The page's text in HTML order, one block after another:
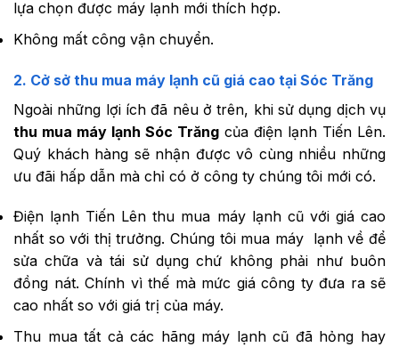
lựa chọn được máy lạnh mới thích hợp.
Không mất công vận chuyển.
2. Cở sở thu mua máy lạnh cũ giá cao tại Sóc Trăng
Ngoài những lợi ích đã nêu ở trên, khi sử dụng dịch vụ
thu mua máy lạnh Sóc Trăng của điện lạnh Tiến Lên.
Quý khách hàng sẽ nhận được vô cùng nhiều những
ưu đãi hấp dẫn mà chỉ có ở công ty chúng tôi mới có.
Điện lạnh Tiến Lên thu mua máy lạnh cũ với giá cao
nhất so với thị trưởng. Chúng tôi mua máy lạnh về để
sửa chữa và tái sử dụng chứ không phải như buôn
đồng nát. Chính vì thế mà mức giá công ty đưa ra sẽ
cao nhất so với giá trị của máy.
Thu mua tất cả các hãng máy lạnh cũ đã hỏng hay